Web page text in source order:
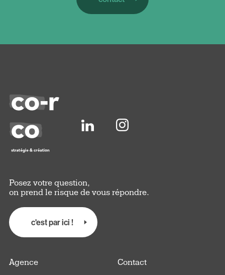
Posez votre question,
on prend le risque de vous répondre.
c'est par ici !
Agence Contact